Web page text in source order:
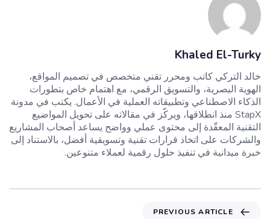
Khaled El-Turky
خالد التركي كاتب ومحرر تقني متخصص في تصميم المواقع،
الهوية البصرية، والتسويق الرقمي، مع اهتمام خاص بتطورات
الذكاء الاصطناعي وتطبيقاته العملية في الأعمال. يكتب في مدونة
StapX منذ انطلاقها، ويركّز في مقالاته على تحويل المواضيع
التقنية المعقّدة إلى محتوى عملي وواضح يساعد أصحاب المشاريع
والشركات على اتخاذ قرارات تقنية وتسويقية أفضل، بالاستناد إلى
خبرة ميدانية في تنفيذ حلول رقمية لعملاء متنوعين.
PREVIOUS ARTICLE